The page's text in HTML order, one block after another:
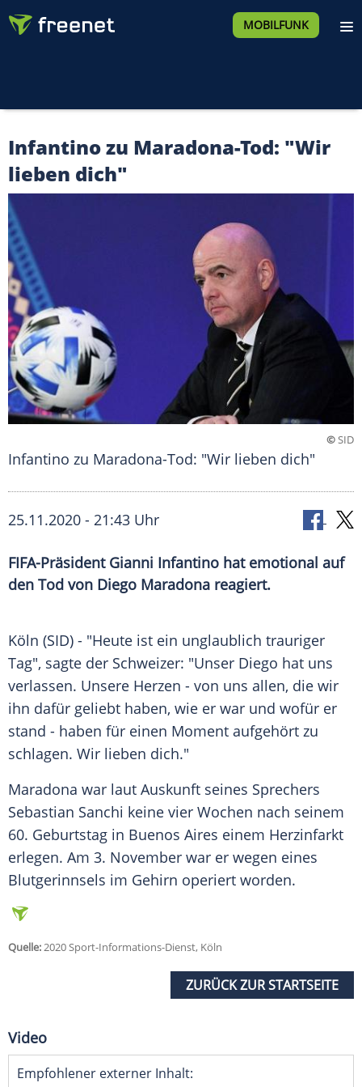
MOBILFUNK
Infantino zu Maradona-Tod: "Wir
lieben dich"
©SID
Infantino zu Maradona-Tod: "Wir lieben dich"
25.11.2020 - 21:43 Uhr
FIFA-Präsident Gianni Infantino hat emotional auf
den Tod von Diego Maradona reagiert.
Köln (SID) - "Heute ist ein unglaublich trauriger
Tag", sagte der Schweizer: "Unser Diego hat uns
verlassen. Unsere Herzen - von uns allen, die wir
ihn dafür geliebt haben, wie er war und wofür er
stand - haben für einen Moment aufgehört zu
schlagen. Wir lieben dich."
Maradona war laut Auskunft seines Sprechers
Sebastian Sanchi keine vier Wochen nach seinem
60. Geburtstag in Buenos Aires einem Herzinfarkt
erlegen. Am 3. November war er wegen eines
Blutgerinnsels im Gehirn operiert worden.
Quelle:2020 Sport-Informations-Dienst, Köln
ZURÜCK ZUR STARTSEITE
Video
Empfohlener externer Inhalt: